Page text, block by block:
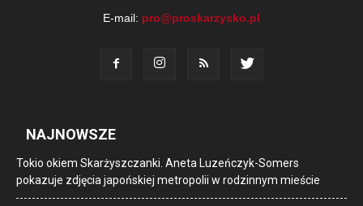
E-mail: pro@proskarzysko.pl
NAJNOWSZE
Tokio okiem Skarżyszczanki. Aneta Luzeńczyk-Somers
pokazuje zdjęcia japońskiej metropolii w rodzinnym mieście